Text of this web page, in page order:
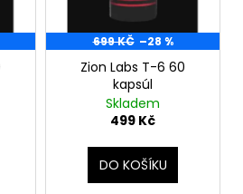
699 KČ –28 %
Zion Labs T-6 60
kapsúl
Skladem
499 Kč
DO KOŠÍKU